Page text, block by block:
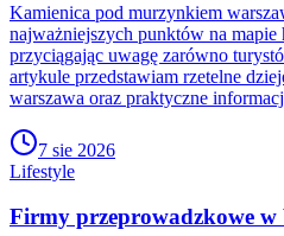
Kamienica pod murzynkiem
najważniejszych punktów na mapie
przyciągając uwagę zarówno
artykule przedstawiam rzetelne
warszawa oraz praktyczne
7 sie 2026
Lifestyle
Firmy przeprowadzkowe